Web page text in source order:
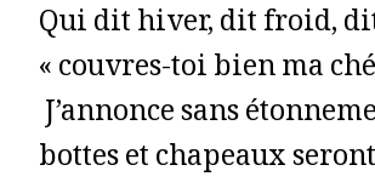
Qui dit hiver, dit froid,
« couvres-toi bien ma
J’annonce sans
bottes et chapeaux